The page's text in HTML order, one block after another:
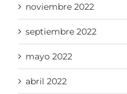
noviembre 2022
septiembre 2022
mayo 2022
abril 2022